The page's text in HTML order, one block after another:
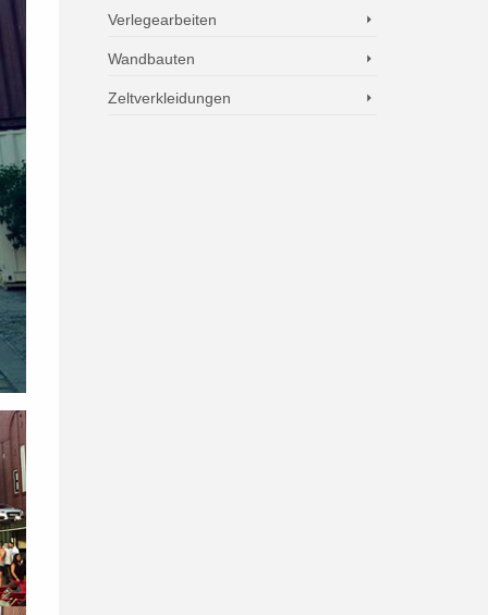
Verlegearbeiten
Wandbauten
Zeltverkleidungen